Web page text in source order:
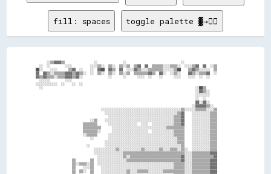
fill: spaces toggle palette ▓→✊🏽